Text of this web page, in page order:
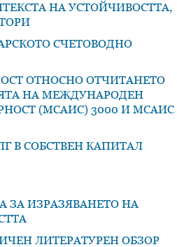
НА УСТОЙЧИВОСТТА,
СЧЕТОВОДНО
ОТНОСНО ОТЧИТАНЕТО
НА МЕЖДУНАРОДЕН
(МСАИС) 3000 И МСАИС
В СОБСТВЕН КАПИТАЛ
ЗА ИЗРАЗЯВАНЕТО НА
ЛИТЕРАТУРЕН ОБЗОР